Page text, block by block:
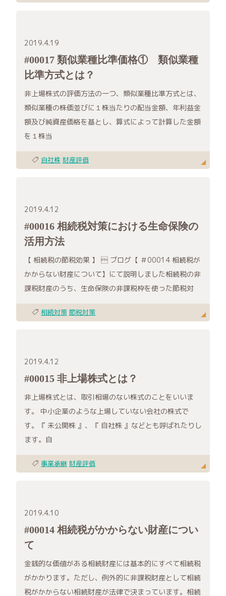
2019.4.19
#00017 類似業種比準価格① 類似業種
比準方式とは？
非上場株式の評価方法の一つ、類似業種比準方式とは、
類似業種の株価並びに１株当たりの配当金額、年利益金
額及び純資産価格を基とし、算式によって計算した金額
を１株当
自社株 財産評価
2019.4.12
#00016 相続税対策における生命保険の
活用方法
【 相続税の節税効果 】  ブログ【 ＃00014 相続税が
かからない財産について】にて説明しました相続税の非
課税財産のうち、生命保険の非課税枠を使った節税対
相続対策 節税対策
2019.4.12
#00015 非上場株式とは？
非上場株式とは、取引相場のない株式のことをいいま
す。 中小企業のような上場していない会社の株式で
す。『 未公開株 』、『 自社株 』などとも呼ばれたりし
ます。自
事業承継 財産評価
2019.4.10
#00014 相続税がかからない財産につい
て
金銭的な価値がある相続財産には基本的にすべて相続税
がかかります。ただし、例外的に非課税財産として相続
税がかからない相続財産が法律で決まっています。相続